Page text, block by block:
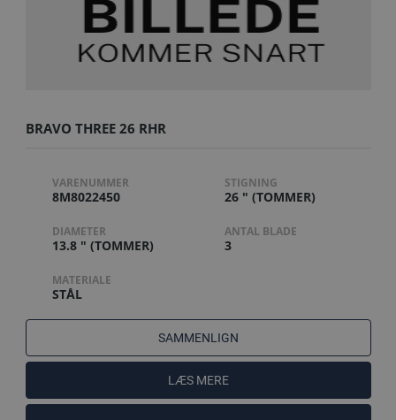
BRAVO THREE 26 RHR
VARENUMMER
8M8022450
STIGNING
26 " (TOMMER)
DIAMETER
13.8 " (TOMMER)
ANTAL BLADE
3
MATERIALE
STÅL
SAMMENLIGN
LÆS MERE